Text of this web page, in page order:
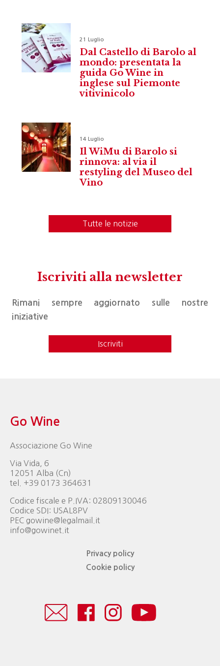
21 Luglio
Dal Castello di Barolo al
mondo: presentata la
guida Go Wine in
inglese sul Piemonte
vitivinicolo
14 Luglio
Il WiMu di Barolo si
rinnova: al via il
restyling del Museo del
Vino
Tutte le notizie
Iscriviti alla newsletter
Rimani sempre aggiornato sulle nostre
iniziative
Iscriviti
Go Wine
Associazione Go Wine
Via Vida, 6
12051 Alba (Cn)
tel. +39 0173 364631
Codice fiscale e P.IVA: 02809130046
Codice SDI: USAL8PV
PEC gowine@legalmail.it
info@gowinet.it
Privacy policy
Cookie policy